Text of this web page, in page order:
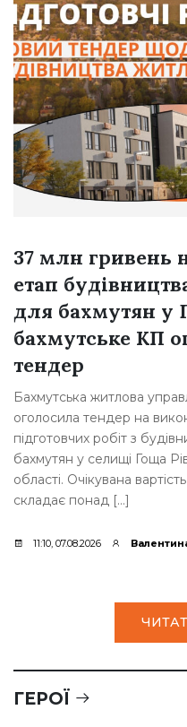
37 млн гривень
етап
для бахмутян у
бахмутське КП
тендер
Бахмутська житлова
оголосила тендер на
підготовчих робіт з
бахмутян у селищі Гоща
області. Очікувана
складає понад […]
11:10, 07.08.2026
ГЕРОЇ